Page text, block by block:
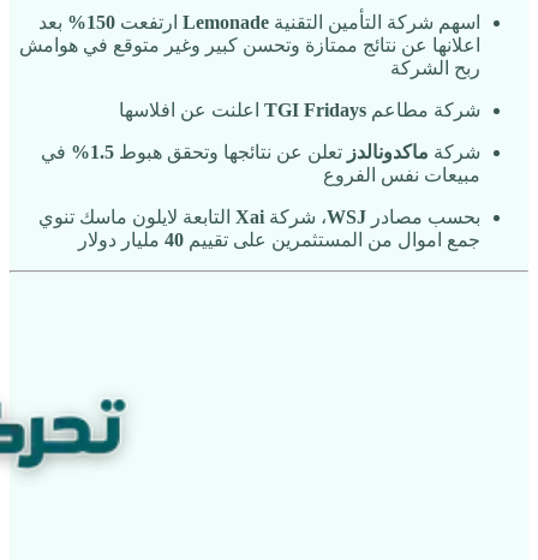
اسهم شركة التأمين التقنية Lemonade ارتفعت 150%
بعد
اعلانها عن نتائج ممتازة وتحسن كبير وغير متوقع في هوامش
ربح الشركة
شركة مطاعم TGI Fridays اعلنت عن افلاسها
شركة ماكدونالدز تعلن عن نتائجها وتحقق هبوط 1.5%
في
مبيعات نفس الفروع
بحسب مصادر WSJ، شركة Xai التابعة لايلون ماسك تنوي
جمع اموال من المستثمرين على تقييم 40 مليار دولار